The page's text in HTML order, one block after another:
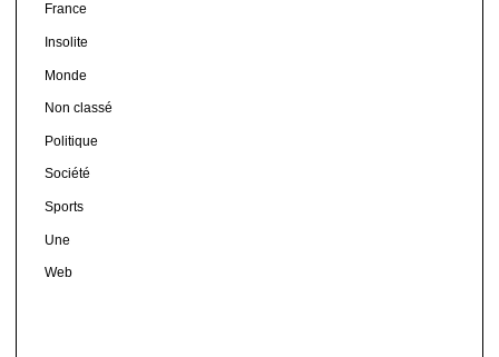
France
Insolite
Monde
Non classé
Politique
Société
Sports
Une
Web